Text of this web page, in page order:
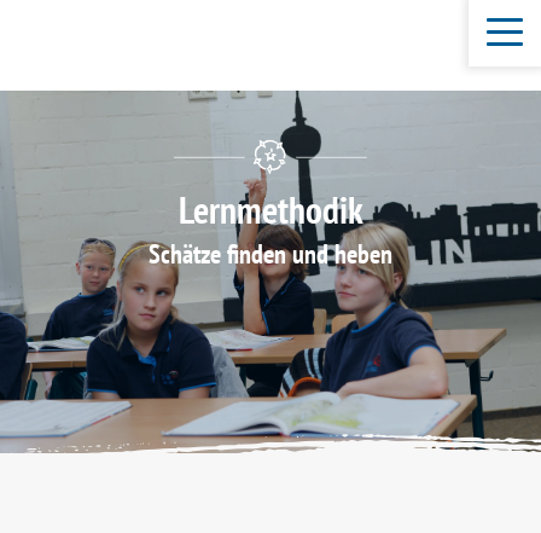
Lernmethodik
Schätze finden und heben